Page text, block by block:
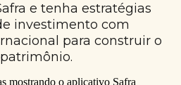
e tenha estratégias
investimento com
para construir o